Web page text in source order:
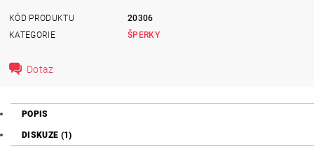
KÓD PRODUKTU
20306
KATEGORIE
ŠPERKY
Dotaz
POPIS
DISKUZE (1)